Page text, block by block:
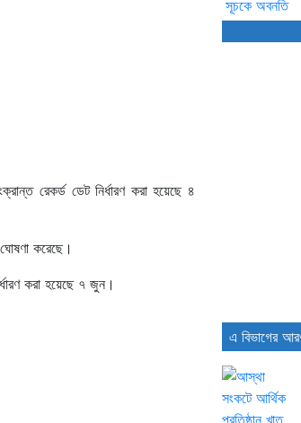
রেকর্ড ডেট নির্ধারণ করা হয়েছে ৪
করেছে।
করা হয়েছে ৭ জুন।
এ বিভাগের